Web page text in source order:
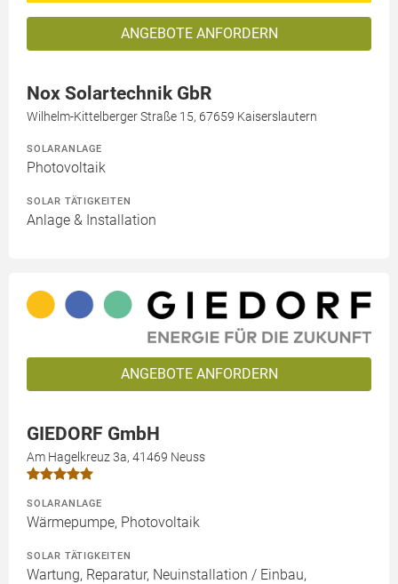
ANGEBOTE ANFORDERN
Nox Solartechnik GbR
Wilhelm-Kittelberger Straße 15, 67659 Kaiserslautern
SOLARANLAGE
Photovoltaik
SOLAR TÄTIGKEITEN
Anlage & Installation
ANGEBOTE ANFORDERN
GIEDORF GmbH
Am Hagelkreuz 3a, 41469 Neuss
SOLARANLAGE
Wärmepumpe, Photovoltaik
SOLAR TÄTIGKEITEN
Wartung, Reparatur, Neuinstallation / Einbau,